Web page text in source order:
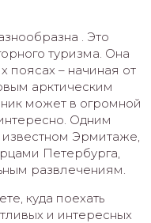
. Это
туризма. Она
поясах – начиная от
арктическим
может в огромной
Одним
Эрмитаже,
Петербурга,
развлечениям.
куда поехать
и интересных